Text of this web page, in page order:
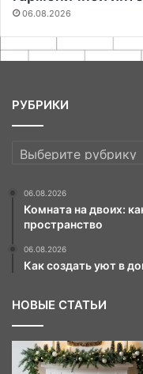
06.08.2026
РУБРИКИ
РУБРИКИ
06.08.2026
Комната на двоих:
пространство
06.08.2026
Как создать уют в
НОВЫЕ СТАТЬИ